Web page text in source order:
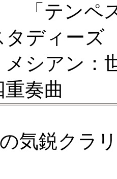
テンペス
タディーズ
シアン：
重奏曲
気鋭クラ